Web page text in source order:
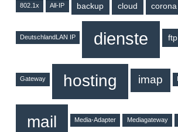
802.1x All-IP backup cloud corona
DeutschlandLAN IP dienste ftp
Gateway hosting imap
mail Media-Adapter Mediagateway